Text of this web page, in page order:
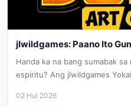
jlwildgames: Paano Ito
Handa ka na bang sumabak
espiritu? Ang jlwildgames
02 Hul 2026